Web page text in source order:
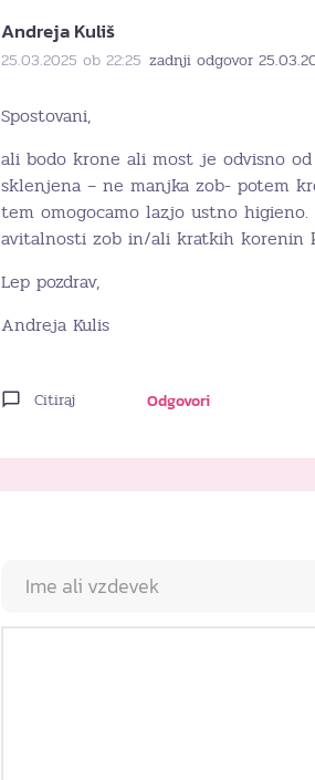
Andreja Kuliš
25.03.2025 ob 22:25 zadnji odgovor
Spostovani,
ali bodo krone ali most je odvisno
sklenjena – ne manjka zob- potem
tem omogocamo lazjo ustno
avitalnosti zob in/ali kratkih korenin
Lep pozdrav,
Andreja Kulis
Citiraj Odgovori